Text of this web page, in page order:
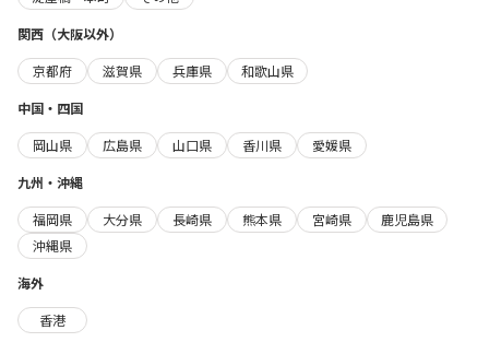
関西（大阪以外）
京都府
滋賀県 兵庫県
和歌山県
中国・四国
岡山県
広島県 山口県 香川県
愛媛県
九州・沖縄
福岡県
大分県 長崎県 熊本県 宮崎県
鹿児島県
沖縄県
海外
香港